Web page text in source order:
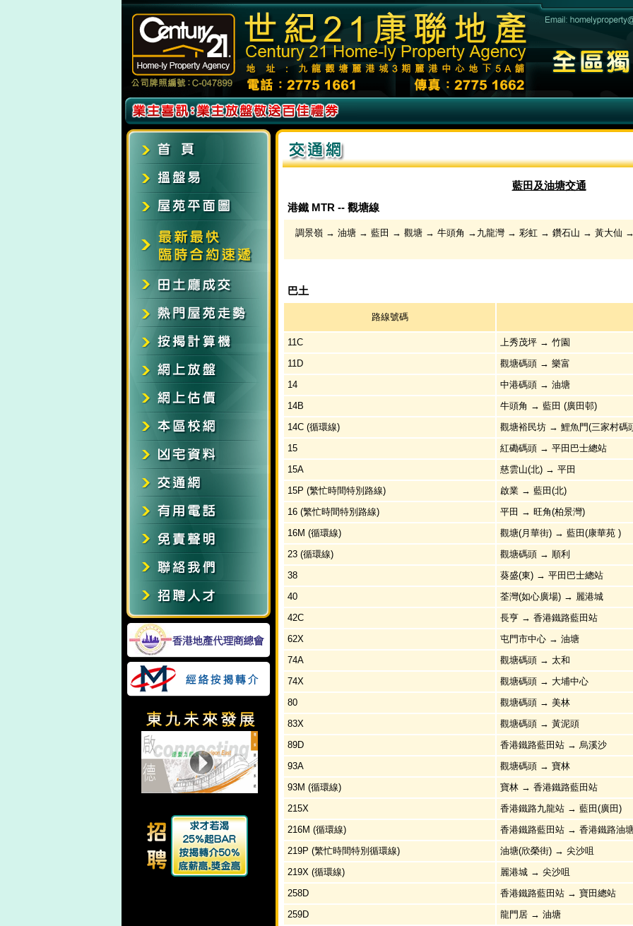
藍田及油塘交通
港鐵 MTR -- 觀塘線
調景嶺 → 油塘 → 藍田 → 觀塘 → 牛頭角 →九龍灣 → 彩虹 → 鑽石山 → 黃大仙
巴土
路線號碼
11C
上秀茂坪 → 竹園
11D
觀塘碼頭 → 樂富
14
中港碼頭 → 油塘
14B
牛頭角 → 藍田 (廣田邨)
14C (循環線)
觀塘裕民坊 → 鯉魚門(三家村碼
15
紅磡碼頭 → 平田巴士總站
15A
慈雲山(北) → 平田
15P (繁忙時間特別路線)
啟業 → 藍田(北)
16 (繁忙時間特別路線)
平田 → 旺角(柏景灣)
16M (循環線)
觀塘(月華街) → 藍田(康華苑 )
23 (循環線)
觀塘碼頭 → 順利
38
葵盛(東) → 平田巴士總站
40
荃灣(如心廣場) → 麗港城
42C
長亨 → 香港鐵路藍田站
62X
屯門市中心 → 油塘
74A
觀塘碼頭 → 太和
74X
觀塘碼頭 → 大埔中心
80
觀塘碼頭 → 美林
83X
觀塘碼頭 → 黃泥頭
89D
香港鐵路藍田站 → 烏溪沙
93A
觀塘碼頭 → 寶林
93M (循環線)
寶林 → 香港鐵路藍田站
215X
香港鐵路九龍站 → 藍田(廣田)
216M (循環線)
香港鐵路藍田站 → 香港鐵路油
219P (繁忙時間特別循環線)
油塘(欣榮街) → 尖沙咀
219X (循環線)
麗港城 → 尖沙咀
258D
香港鐵路藍田站 → 寶田總站
259D
龍門居 → 油塘